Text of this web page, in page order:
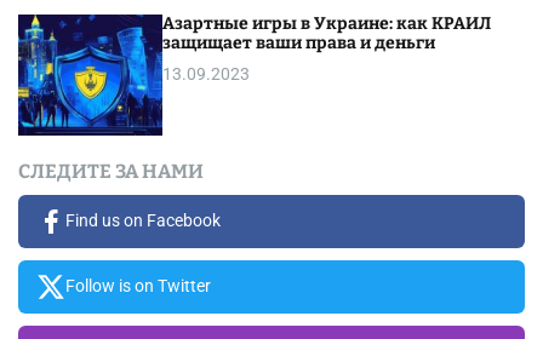
Азартные игры в Украине: как КРАИЛ
защищает ваши права и деньги
13.09.2023
СЛЕДИТЕ ЗА НАМИ
Find us on Facebook
Follow is on Twitter